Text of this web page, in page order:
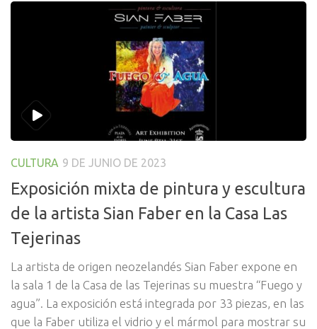
CULTURA 9 DE JUNIO DE 2023
Exposición mixta de pintura y escultura
de la artista Sian Faber en la Casa Las
Tejerinas
La artista de origen neozelandés Sian Faber expone en
la sala 1 de la Casa de las Tejerinas su muestra “Fuego y
agua”. La exposición está integrada por 33 piezas, en las
que la Faber utiliza el vidrio y el mármol para mostrar su